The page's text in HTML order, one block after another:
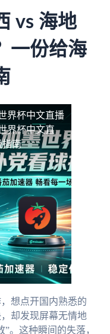
vs 海地
一份给海
界杯中文直播
界杯中文直
指南
想点开国内熟悉的
却发现屏幕无情地
。这种瞬间的失落，